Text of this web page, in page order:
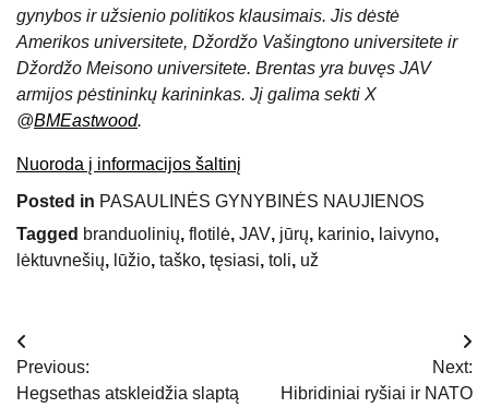
gynybos ir užsienio politikos klausimais. Jis dėstė
Amerikos universitete, Džordžo Vašingtono universitete ir
Džordžo Meisono universitete. Brentas yra buvęs JAV
armijos pėstininkų karininkas. Jį galima sekti X
@BMEastwood.
Nuoroda į informacijos šaltinį
Posted in PASAULINĖS GYNYBINĖS NAUJIENOS
Tagged branduolinių, flotilė, JAV, jūrų, karinio, laivyno,
lėktuvnešių, lūžio, taško, tęsiasi, toli, už
Navigacija
tarp
Previous:
Hegsethas atskleidžia slaptą
Next:
Hibridiniai ryšiai ir NATO